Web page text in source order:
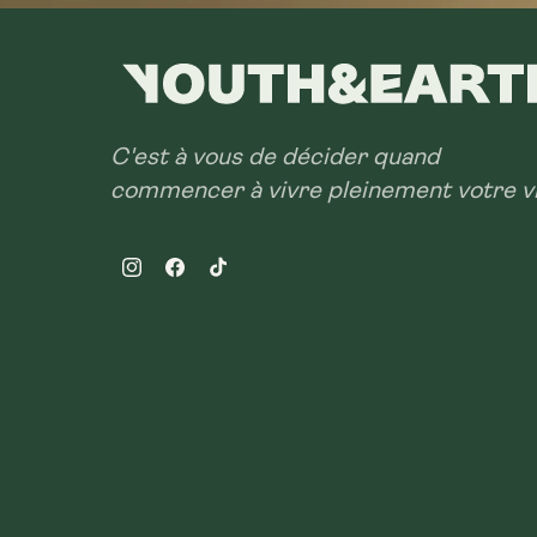
C'est à vous de décider quand
commencer à vivre pleinement votre
InstagramFacebookTikTok